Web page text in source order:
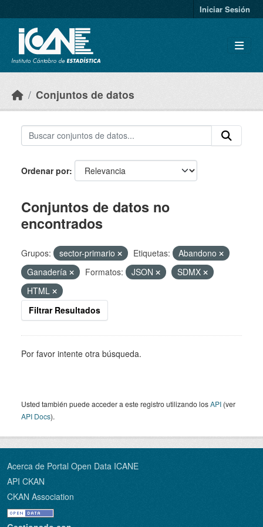
Iniciar Sesión
Conjuntos de datos
Ordenar por
Conjuntos de datos no
encontrados
Grupos: sector-primario Etiquetas:
Abandono
Ganadería
Formatos: JSON
SDMX
HTML
Filtrar Resultados
Por favor intente otra búsqueda.
Usted también puede acceder a este registro utilizando losAPI (ver
API Docs).
Acerca de Portal Open Data ICANE
API CKAN
CKAN Association